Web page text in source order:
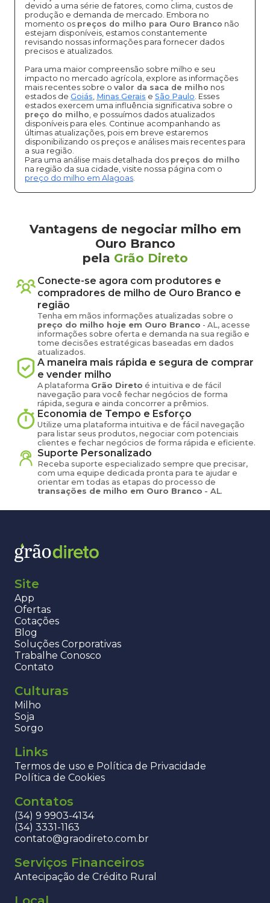
devido a uma série de fatores, como clima, custos de
produção e demanda de mercado. Embora no
momento os preços do milho para Ouro Branco não
estejam disponíveis, estamos constantemente
revisando nossas informações para fornecer dados
precisos e atualizados.
Para uma maior compreensão sobre milho e seu
impacto no mercado agrícola, explore as informações
mais recentes sobre o valor da saca de milho nos
estados de Goiás, Minas Gerais e São Paulo. Esses
estados exercem uma influência significativa sobre o
preço do milho, e possuímos dados atualizados
disponíveis para eles. Continue acompanhando as
últimas atualizações, pois em breve estaremos
disponibilizando os preços e análises mais recentes para
a sua região.
Para uma análise mais detalhada dos preços do milho
na região da sua cidade, visite nossa página com o
preço do milho em Alagoas.
Vantagens de negociar milho em
Ouro Branco
pela Grão Direto
Conecte-se agora com produtores e
compradores de milho de Ouro Branco e
região
Tenha em mãos informações atualizadas sobre o
preço do milho hoje em Ouro Branco - AL, acesse
informações sobre oferta e demanda na sua região e
tome decisões estratégicas baseadas em dados
atualizados.
A maneira mais rápida e segura de comprar
e vender milho
A plataforma Grão Direto é intuitiva e de fácil
navegação para você fechar negócios de forma
rápida, segura e ainda concorrer a prêmios.
Economia de Tempo e Esforço
Utilize uma plataforma intuitiva e de fácil navegação
para listar seus produtos, negociar com potenciais
clientes e fechar negócios de forma rápida e eficiente.
Suporte Personalizado
Receba suporte especializado sempre que precisar,
com uma equipe dedicada pronta para te ajudar e
orientar em todas as etapas do processo de
transações de milho em Ouro Branco - AL.
Site
App
Ofertas
Cotações
Blog
Soluções Corporativas
Trabalhe Conosco
Contato
Culturas
Milho
Soja
Sorgo
Links
Termos de uso e Política de Privacidade
Política de Cookies
Contatos
(34) 9 9903-4134
(34) 3331-1163
contato@graodireto.com.br
Serviços Financeiros
Antecipação de Crédito Rural